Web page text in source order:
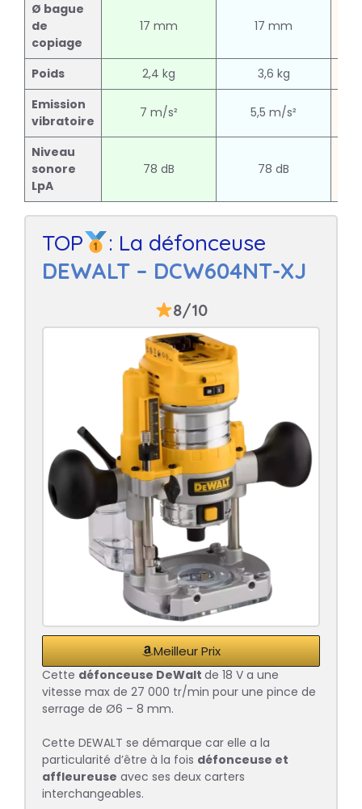
Ø bague
de
copiage
17 mm 17 mm
Poids 2,4 kg
3,6 kg
Emission
vibratoire
7 m/s² 5,5 m/s²
Niveau
sonore
LpA
78 dB 78 dB
TOP
: La défonceuse
DEWALT – DCW604NT-XJ
8/10
Meilleur Prix
Cette défonceuse DeWalt de 18 V a une
vitesse max de 27 000 tr/min pour une pince de
serrage de Ø6 – 8 mm.
Cette DEWALT se démarque car elle a la
particularité d’être à la fois défonceuse et
affleureuse avec ses deux carters
interchangeables.